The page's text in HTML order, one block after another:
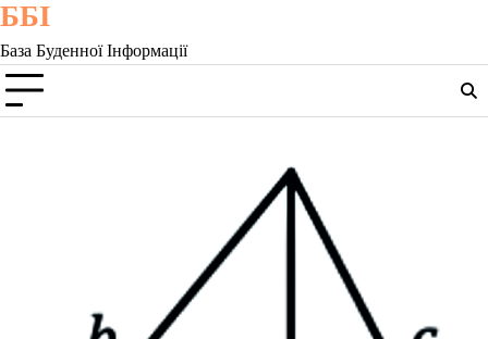
Skip
content
ББІ
База Буденної Інформації